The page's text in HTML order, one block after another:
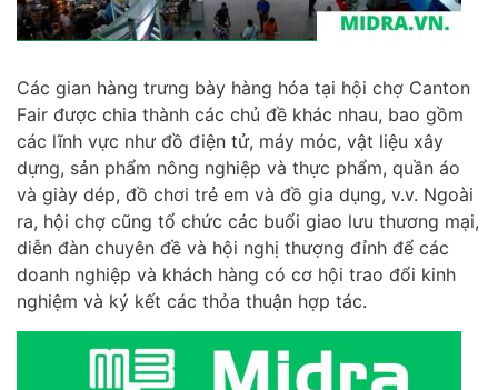
Các gian hàng trưng bày hàng hóa tại hội chợ Canton
Fair được chia thành các chủ đề khác nhau, bao gồm
các lĩnh vực như đồ điện tử, máy móc, vật liệu xây
dựng, sản phẩm nông nghiệp và thực phẩm, quần áo
và giày dép, đồ chơi trẻ em và đồ gia dụng, v.v. Ngoài
ra, hội chợ cũng tổ chức các buổi giao lưu thương mại,
diễn đàn chuyên đề và hội nghị thượng đỉnh để các
doanh nghiệp và khách hàng có cơ hội trao đổi kinh
nghiệm và ký kết các thỏa thuận hợp tác.